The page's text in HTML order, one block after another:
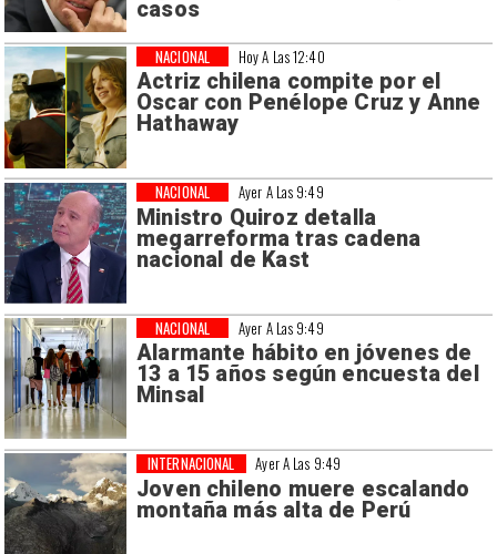
casos
Hoy A Las 12:40
Actriz chilena compite por el
Oscar con Penélope Cruz y Anne
Hathaway
NACIONAL
Ayer A Las 9:49
Ministro Quiroz detalla
megarreforma tras cadena
nacional de Kast
NACIONAL
Ayer A Las 9:49
Alarmante hábito en jóvenes de
13 a 15 años según encuesta del
Minsal
NACIONAL
Ayer A Las 9:49
Joven chileno muere escalando
montaña más alta de Perú
INTERNACIONAL